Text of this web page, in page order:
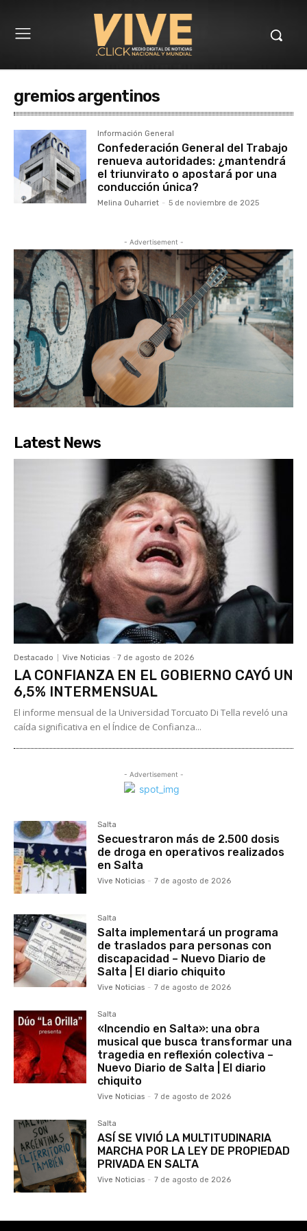
gremios argentinos
Información General
Confederación General del Trabajo
renueva autoridades: ¿mantendrá
el triunvirato o apostará por una
conducción única?
Melina Ouharriet - 5 de noviembre de 2025
- Advertisement -
Latest News
Destacado Vive Noticias - 7 de agosto de 2026
LA CONFIANZA EN EL GOBIERNO CAYÓ UN
6,5% INTERMENSUAL
El informe mensual de la Universidad Torcuato Di Tella reveló una
caída significativa en el Índice de Confianza...
- Advertisement -
Salta
Secuestraron más de 2.500 dosis
de droga en operativos realizados
en Salta
Vive Noticias - 7 de agosto de 2026
Salta
Salta implementará un programa
de traslados para personas con
discapacidad – Nuevo Diario de
Salta | El diario chiquito
Vive Noticias - 7 de agosto de 2026
Salta
«Incendio en Salta»: una obra
musical que busca transformar una
tragedia en reflexión colectiva –
Nuevo Diario de Salta | El diario
chiquito
Vive Noticias - 7 de agosto de 2026
Salta
ASÍ SE VIVIÓ LA MULTITUDINARIA
MARCHA POR LA LEY DE PROPIEDAD
PRIVADA EN SALTA
Vive Noticias - 7 de agosto de 2026